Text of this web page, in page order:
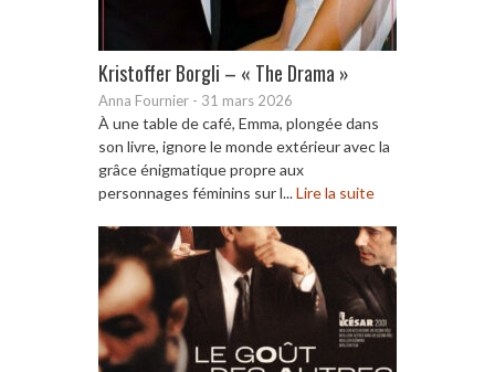
Kristoffer Borgli – « The Drama »
Anna Fournier - 31 mars 2026
À une table de café, Emma, plongée dans
son livre, ignore le monde extérieur avec la
grâce énigmatique propre aux
personnages féminins sur l...Lire la suite